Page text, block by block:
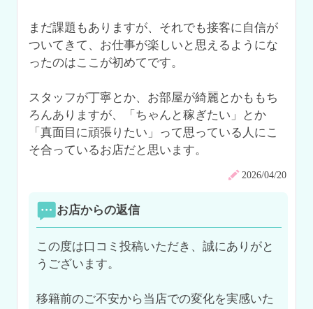
まだ課題もありますが、それでも接客に自信が
ついてきて、お仕事が楽しいと思えるようにな
ったのはここが初めてです。
スタッフが丁寧とか、お部屋が綺麗とかももち
ろんありますが、「ちゃんと稼ぎたい」とか
「真面目に頑張りたい」って思っている人にこ
そ合っているお店だと思います。
2026/04/20
お店からの返信
この度は口コミ投稿いただき、誠にありがと
うございます。
移籍前のご不安から当店での変化を実感いた